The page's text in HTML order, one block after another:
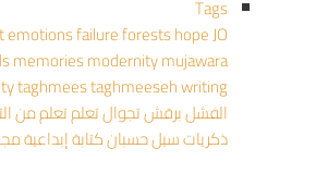
Tags
emotionsfailureforestshopeJO
memoriesmodernitymujawara
taghmeestaghmeesehwriting
الفشلبرقشتجوالتعلمتعلم من
ذكرياتسيل حسبانكتابة إبداعية